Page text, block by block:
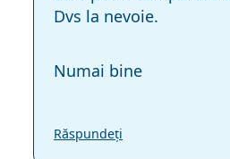
Dvs la nevoie.
Numai bine
Răspundeți